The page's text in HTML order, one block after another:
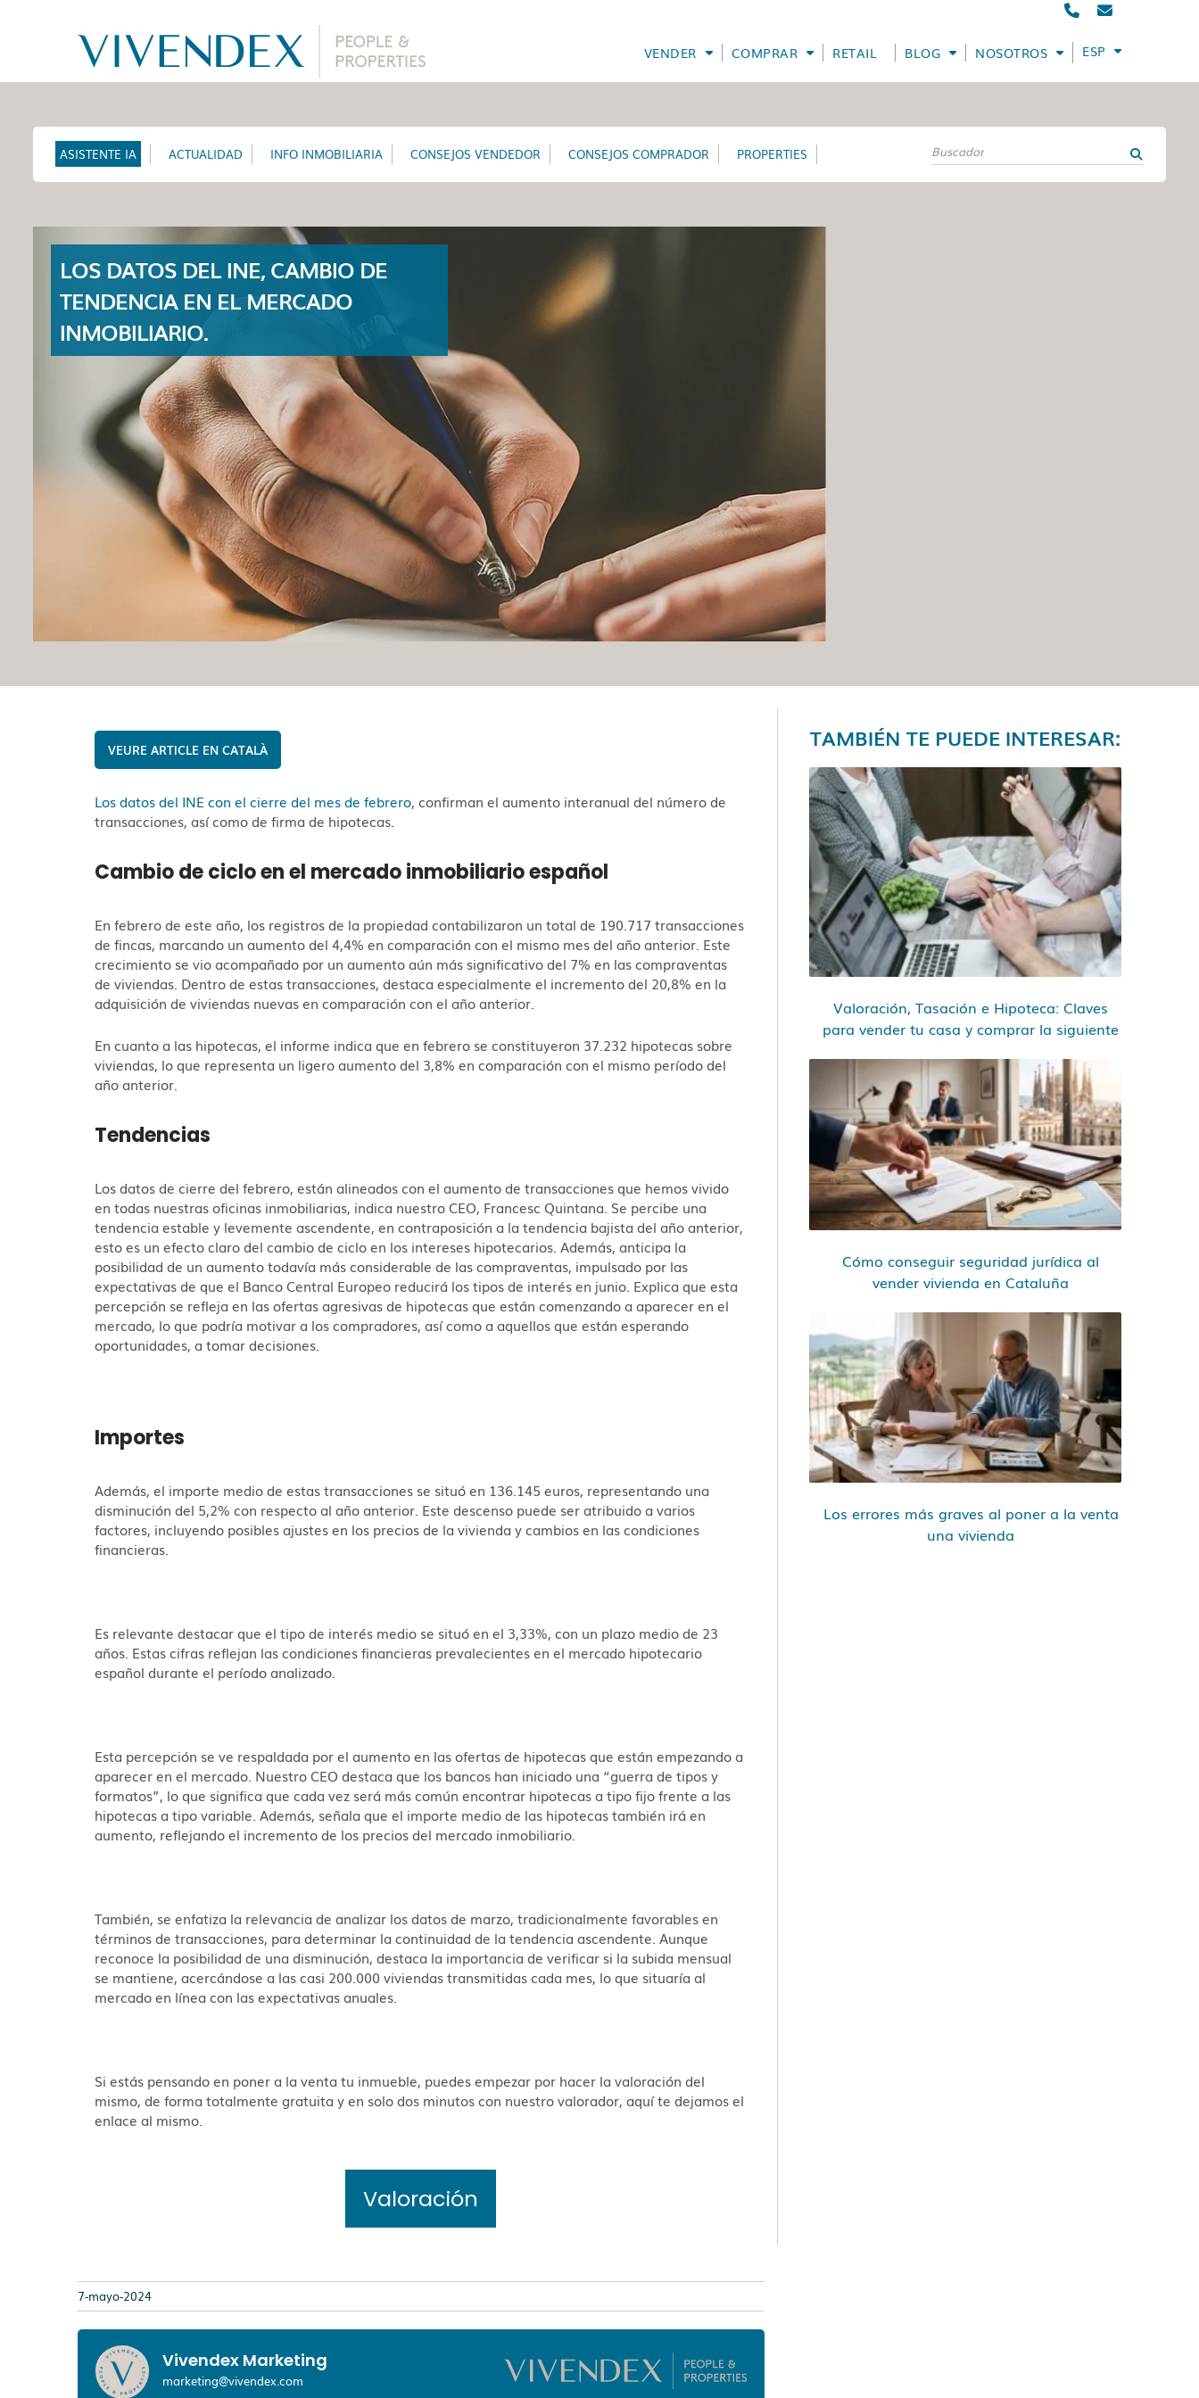
VENDER COMPRAR RETAIL BLOG NOSOTROS ESPAÑOL
ASISTENTE IA ACTUALIDAD INFO INMOBILIARIA CONSEJOS VENDEDOR CONSEJOS COMPRADOR PROPERTIES
LOS DATOS DEL INE, CAMBIO DE
TENDENCIA EN EL MERCADO
INMOBILIARIO.
CATALÀ
Los datos del INE con el cierre del mes de febrero, confirman el aumento interanual del número de
transacciones, así como de firma de hipotecas.
Cambio de ciclo en el mercado inmobiliario español
En febrero de este año, los registros de la propiedad contabilizaron un total de 190.717 transacciones
de fincas, marcando un aumento del 4,4% en comparación con el mismo mes del año anterior. Este
crecimiento se vio acompañado por un aumento aún más significativo del 7% en las compraventas
de viviendas. Dentro de estas transacciones, destaca especialmente el incremento del 20,8% en la
adquisición de viviendas nuevas en comparación con el año anterior.
En cuanto a las hipotecas, el informe indica que en febrero se constituyeron 37.232 hipotecas sobre
viviendas, lo que representa un ligero aumento del 3,8% en comparación con el mismo período del
año anterior.
Tendencias
Los datos de cierre del febrero, están alineados con el aumento de transacciones que hemos vivido
en todas nuestras oficinas inmobiliarias, indica nuestro CEO, Francesc Quintana. Se percibe una
tendencia estable y levemente ascendente, en contraposición a la tendencia bajista del año anterior,
esto es un efecto claro del cambio de ciclo en los intereses hipotecarios. Además, anticipa la
posibilidad de un aumento todavía más considerable de las compraventas, impulsado por las
expectativas de que el Banco Central Europeo reducirá los tipos de interés en junio. Explica que esta
percepción se refleja en las ofertas agresivas de hipotecas que están comenzando a aparecer en el
mercado, lo que podría motivar a los compradores, así como a aquellos que están esperando
oportunidades, a tomar decisiones.
Importes
Además, el importe medio de estas transacciones se situó en 136.145 euros, representando una
disminución del 5,2% con respecto al año anterior. Este descenso puede ser atribuido a varios
factores, incluyendo posibles ajustes en los precios de la vivienda y cambios en las condiciones
financieras.
Es relevante destacar que el tipo de interés medio se situó en el 3,33%, con un plazo medio de 23
años. Estas cifras reflejan las condiciones financieras prevalecientes en el mercado hipotecario
español durante el período analizado.
Esta percepción se ve respaldada por el aumento en las ofertas de hipotecas que están empezando a
aparecer en el mercado. Nuestro CEO destaca que los bancos han iniciado una “guerra de tipos y
formatos”, lo que significa que cada vez será más común encontrar hipotecas a tipo fijo frente a las
hipotecas a tipo variable. Además, señala que el importe medio de las hipotecas también irá en
aumento, reflejando el incremento de los precios del mercado inmobiliario.
También, se enfatiza la relevancia de analizar los datos de marzo, tradicionalmente favorables en
términos de transacciones, para determinar la continuidad de la tendencia ascendente. Aunque
reconoce la posibilidad de una disminución, destaca la importancia de verificar si la subida mensual
se mantiene, acercándose a las casi 200.000 viviendas transmitidas cada mes, lo que situaría al
mercado en línea con las expectativas anuales.
Si estás pensando en poner a la venta tu inmueble, puedes empezar por hacer la valoración del
mismo, de forma totalmente gratuita y en solo dos minutos con nuestro valorador, aquí te dejamos el
enlace al mismo.
Valoración
7-mayo-2024
Vivendex Marketing
marketing@vivendex.com
TAMBIÉN TE PUEDE INTERESAR:
Valoración, Tasación e Hipoteca: Claves
para vender tu casa y comprar la siguiente
Cómo conseguir seguridad jurídica al
vender vivienda en Cataluña
Los errores más graves al poner a la venta
una vivienda